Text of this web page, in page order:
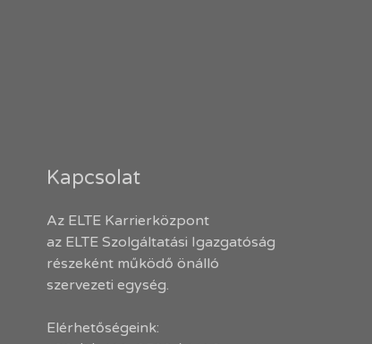
Kapcsolat
Az ELTE Karrierközpont
az ELTE Szolgáltatási Igazgatóság
részeként működő önálló
szervezeti egység.
Elérhetőségeink: